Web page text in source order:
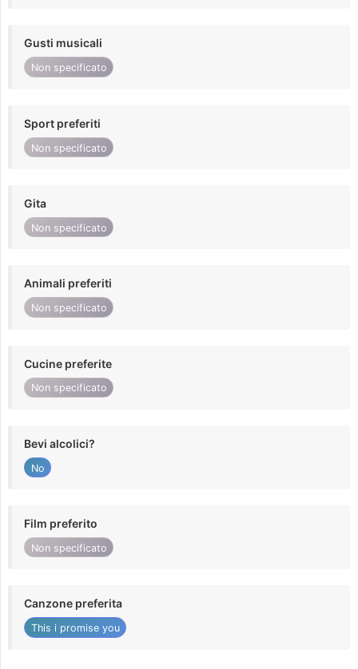
Gusti musicali
Non specificato
Sport preferiti
Non specificato
Gita
Non specificato
Animali preferiti
Non specificato
Cucine preferite
Non specificato
Bevi alcolici?
No
Film preferito
Non specificato
Canzone preferita
This i promise you